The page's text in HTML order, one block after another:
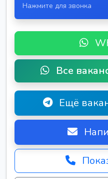
Нажмите для звонка
Все
Ещё